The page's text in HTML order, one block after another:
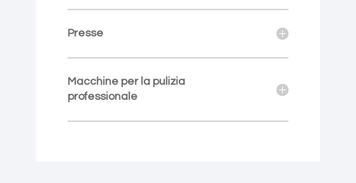
Presse
Macchine per la pulizia
professionale